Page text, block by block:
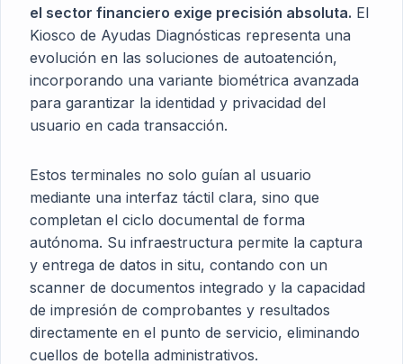
el sector financiero exige precisión absoluta. El
Kiosco de Ayudas Diagnósticas representa una
evolución en las soluciones de autoatención,
incorporando una variante biométrica avanzada
para garantizar la identidad y privacidad del
usuario en cada transacción.
Estos terminales no solo guían al usuario
mediante una interfaz táctil clara, sino que
completan el ciclo documental de forma
autónoma. Su infraestructura permite la captura
y entrega de datos in situ, contando con un
scanner de documentos integrado y la capacidad
de impresión de comprobantes y resultados
directamente en el punto de servicio, eliminando
cuellos de botella administrativos.